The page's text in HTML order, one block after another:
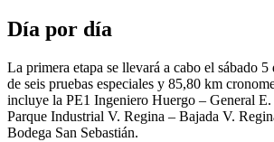
Día por día
La primera etapa se llevará a cabo el sábado
de seis pruebas especiales y 85,80 km
incluye la PE1 Ingeniero Huergo – General
Parque Industrial V. Regina – Bajada V.
Bodega San Sebastián.